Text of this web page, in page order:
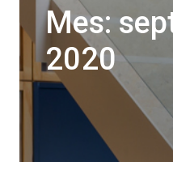
Mes:
2020